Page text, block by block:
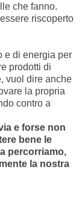
che fanno.
riscoperto
e di energia per
prodotti di
vuol dire anche
la propria
contro a
e forse non
bene le
percorriamo,
la nostra